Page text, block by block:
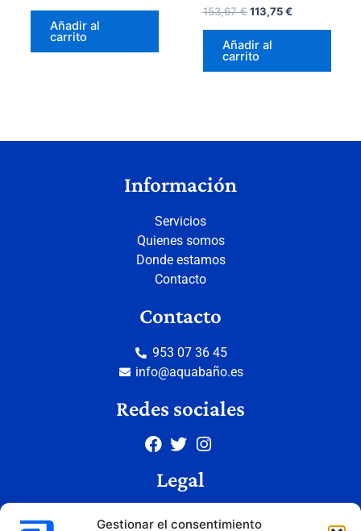
Gestionar el consentimiento
Añadir al
carrito
153,67€ 113,75€
Añadir al
carrito
Información
Servicios
Quienes somos
Donde estamos
Contacto
Contacto
953 07 36 45
info@aquabaño.es
Redes sociales
Legal